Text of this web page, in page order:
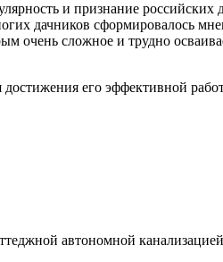
и признание
дачников сформировалось
очень сложное и трудно
его эффективной
автономной